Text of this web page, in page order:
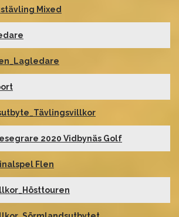
Mixed
2020 Vidbynäs Golf
Flen